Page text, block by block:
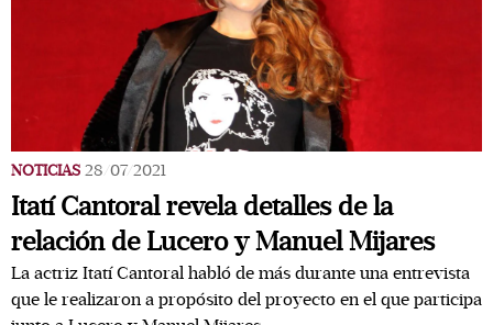
NOTICIAS 28/07/2021
Itatí Cantoral revela detalles de la
relación de Lucero y Manuel Mijares
La actriz Itatí Cantoral habló de más durante una entrevista
que le realizaron a propósito del proyecto en el que participa